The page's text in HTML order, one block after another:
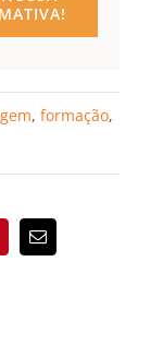
, formação,
Email
(necessário